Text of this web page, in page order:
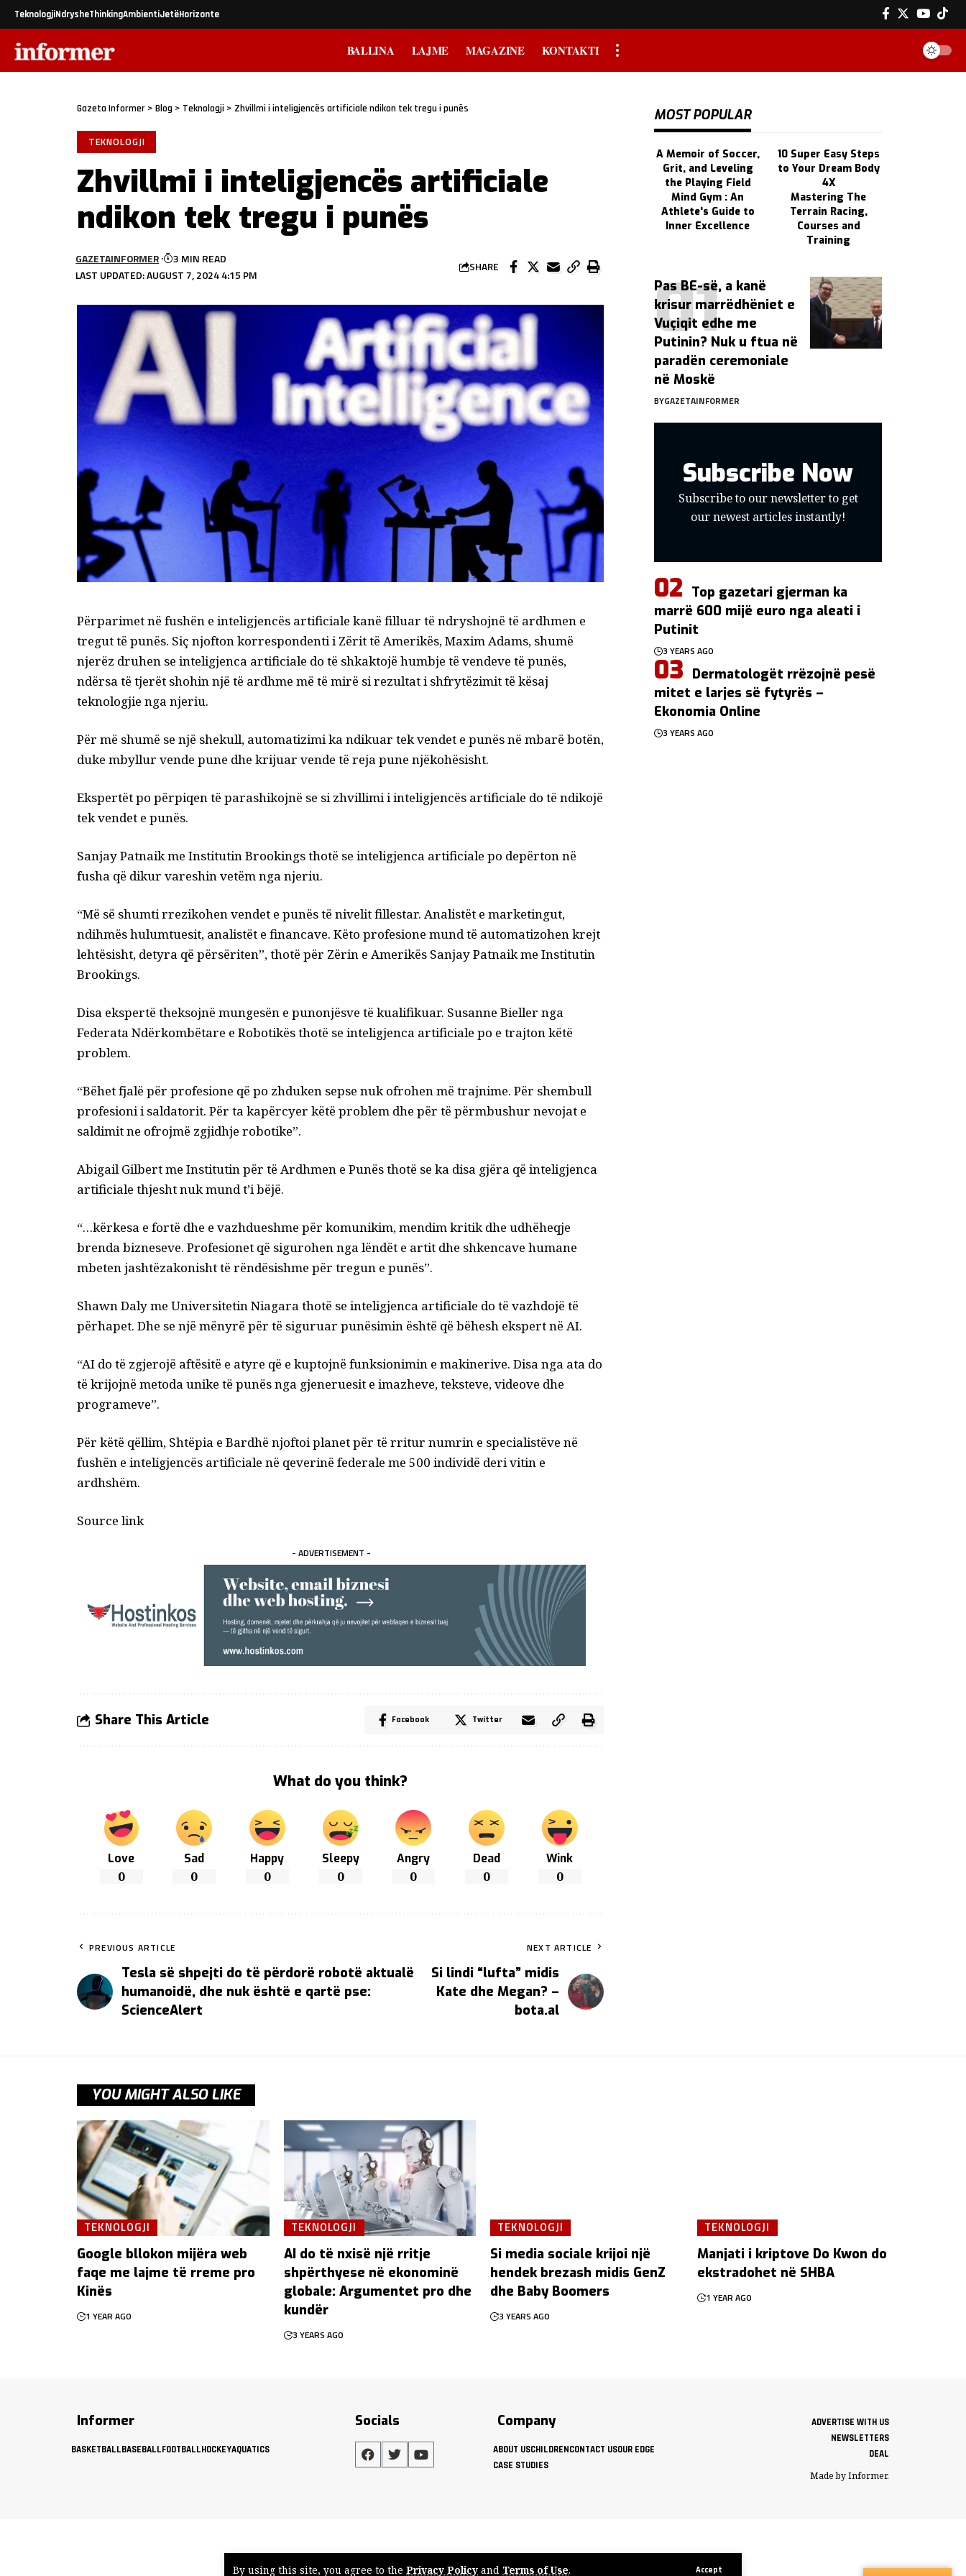
By using this site, you agree to the Privacy Policy and Terms of Use. Accept
TeknologjiNdrysheThinkingAmbientiJetëHorizonte
BALLINA LAJME MAGAZINE KONTAKTI
Gazeta Informer > Blog > Teknologji > Zhvillmi i inteligjencës artificiale ndikon tek tregu i punës
TEKNOLOGJI
Zhvillmi i inteligjencës artificiale
ndikon tek tregu i punës
LAST UPDATED: AUGUST 7, 2024 4:15 PM
GAZETAINFORMER 3 MIN READ
SHARE
Përparimet në fushën e inteligjencës artificiale kanë filluar të ndryshojnë të ardhmen e
tregut të punës. Siç njofton korrespondenti i Zërit të Amerikës, Maxim Adams, shumë
njerëz druhen se inteligjenca artificiale do të shkaktojë humbje të vendeve të punës,
ndërsa të tjerët shohin një të ardhme më të mirë si rezultat i shfrytëzimit të kësaj
teknologjie nga njeriu.
Për më shumë se një shekull, automatizimi ka ndikuar tek vendet e punës në mbarë botën,
duke mbyllur vende pune dhe krijuar vende të reja pune njëkohësisht.
Ekspertët po përpiqen të parashikojnë se si zhvillimi i inteligjencës artificiale do të ndikojë
tek vendet e punës.
Sanjay Patnaik me Institutin Brookings thotë se inteligjenca artificiale po depërton në
fusha që dikur vareshin vetëm nga njeriu.
“Më së shumti rrezikohen vendet e punës të nivelit fillestar. Analistët e marketingut,
ndihmës hulumtuesit, analistët e financave. Këto profesione mund të automatizohen krejt
lehtësisht, detyra që përsëriten”, thotë për Zërin e Amerikës Sanjay Patnaik me Institutin
Brookings.
Disa ekspertë theksojnë mungesën e punonjësve të kualifikuar. Susanne Bieller nga
Federata Ndërkombëtare e Robotikës thotë se inteligjenca artificiale po e trajton këtë
problem.
“Bëhet fjalë për profesione që po zhduken sepse nuk ofrohen më trajnime. Për shembull
profesioni i saldatorit. Për ta kapërcyer këtë problem dhe për të përmbushur nevojat e
saldimit ne ofrojmë zgjidhje robotike”.
Abigail Gilbert me Institutin për të Ardhmen e Punës thotë se ka disa gjëra që inteligjenca
artificiale thjesht nuk mund t’i bëjë.
“…kërkesa e fortë dhe e vazhdueshme për komunikim, mendim kritik dhe udhëheqje
brenda bizneseve. Profesionet që sigurohen nga lëndët e artit dhe shkencave humane
mbeten jashtëzakonisht të rëndësishme për tregun e punës”.
Shawn Daly me Universitetin Niagara thotë se inteligjenca artificiale do të vazhdojë të
përhapet. Dhe se një mënyrë për të siguruar punësimin është që bëhesh ekspert në AI.
“AI do të zgjerojë aftësitë e atyre që e kuptojnë funksionimin e makinerive. Disa nga ata do
të krijojnë metoda unike të punës nga gjeneruesit e imazheve, teksteve, videove dhe
programeve”.
Për këtë qëllim, Shtëpia e Bardhë njoftoi planet për të rritur numrin e specialistëve në
fushën e inteligjencës artificiale në qeverinë federale me 500 individë deri vitin e
ardhshëm.
Source link
- ADVERTISEMENT -
Share This Article Facebook Twitter
What do you think?
Love
0
Sad
0
Happy
0
Sleepy
0
Angry
0
Dead
0
Wink
0
PREVIOUS ARTICLE
Tesla së shpejti do të përdorë robotë aktualë
humanoidë, dhe nuk është e qartë pse:
ScienceAlert
NEXT ARTICLE
Si lindi “lufta” midis
Kate dhe Megan? –
bota.al
MOST POPULAR
A Memoir of Soccer,
Grit, and Leveling
the Playing Field
10 Super Easy Steps
to Your Dream Body
4X
Mind Gym : An
Athlete's Guide to
Inner Excellence
Mastering The
Terrain Racing,
Courses and
Training
Pas BE-së, a kanë
krisur marrëdhëniet e
Vuçiqit edhe me
Putinin? Nuk u ftua në
paradën ceremoniale
në Moskë
BYGAZETAINFORMER
Subscribe Now
Subscribe to our newsletter to get
our newest articles instantly!
Top gazetari gjerman ka
marrë 600 mijë euro nga aleati i
Putinit
3 YEARS AGO
Dermatologët rrëzojnë pesë
mitet e larjes së fytyrës –
Ekonomia Online
3 YEARS AGO
YOU MIGHT ALSO LIKE
TEKNOLOGJI
Google bllokon mijëra web
faqe me lajme të rreme pro
Kinës
1 YEAR AGO
TEKNOLOGJI
AI do të nxisë një rritje
shpërthyese në ekonominë
globale: Argumentet pro dhe
kundër
3 YEARS AGO
TEKNOLOGJI
Si media sociale krijoi një
hendek brezash midis GenZ
dhe Baby Boomers
3 YEARS AGO
TEKNOLOGJI
Manjati i kriptove Do Kwon do
ekstradohet në SHBA
1 YEAR AGO
Informer
BASKETBALLBASEBALLFOOTBALLHOCKEYAQUATICS
Socials Company
ABOUT USCHILDRENCONTACT USOUR EDGE
CASE STUDIES
ADVERTISE WITH US
NEWSLETTERS
DEAL
Made by Informer.